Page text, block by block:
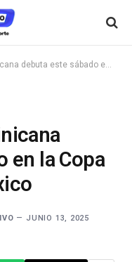
sábado en la Copa Oro 2025 ante México
en la Copa
JUNIO 13, 2025